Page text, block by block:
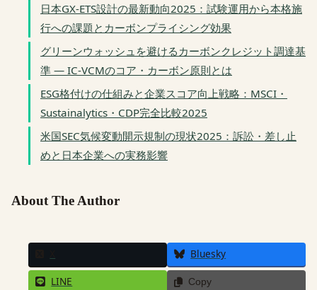
日本GX-ETS設計の最新動向2025：試験運用から本格施
行への課題とカーボンプライシング効果
グリーンウォッシュを避けるカーボンクレジット調達基
準 — IC-VCMのコア・カーボン原則とは
ESG格付けの仕組みと企業スコア向上戦略：MSCI・
Sustainalytics・CDP完全比較2025
米国SEC気候変動開示規制の現状2025：訴訟・差し止
めと日本企業への実務影響
About The Author
Bluesky
LINE Copy